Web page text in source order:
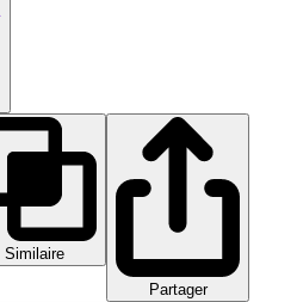
Similaire
Partager